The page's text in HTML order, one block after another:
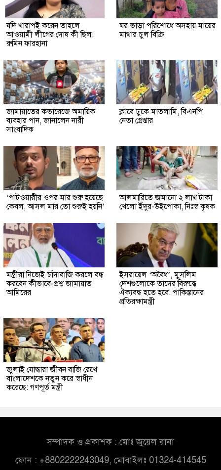
যদি খারাপই করেন তাহলে
আওয়ামী লীগের দোষ কী ছিল:
রুমিন ফারহানা
ঘর ভাড়া পরিশোধে অসহায় মায়ের
মাথার চুল বিক্রি
জামায়াতের কভারেজে অমায়িক
ব্যবহার পান, জানালেন নারী
সাংবাদিক
ক্লাবে ঢুকে মাতলামি, বিএনপি
নেতা গ্রেপ্তার
‘পাটওয়ারীর ওপর মার শুরু হয়েছে
কেবল, আসল মার তো শুরুই হয়নি’
আলমারিতে জমানো ২ লাখ টাকা
খেলো ইঁদুর-উইপোকা, নিঃস্ব কৃষক
মন্ত্রীরা নিজেই চাঁদাবাজি করলে বন্ধ
করবেন কীভাবে-প্রশ্ন জামায়াত
আমিরের
ইসরায়েল ‘অবৈধ’, মুসলিম
দেশগুলোকে তাদের বিরুদ্ধে
ঐক্যবদ্ধ হতে হবে: পাকিস্তানের
প্রতিরক্ষামন্ত্রী
জুলাই যোদ্ধারা জীবন বাজি রেখে
বাংলাদেশকে নতুন করে স্বাধীন
করেছে: গণপূর্ত মন্ত্রী
সম্পাদক ও প্রকাশক : মোঃ জুয়েল রানা
ফোন : +8802222243049, মোবাইলঃ 01324-414545